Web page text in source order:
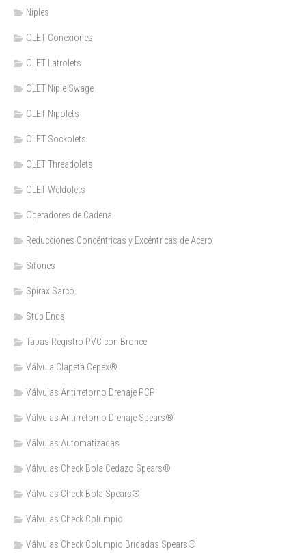
Niples
OLET Conexiones
OLET Latrolets
OLET Niple Swage
OLET Nipolets
OLET Sockolets
OLET Threadolets
OLET Weldolets
Operadores de Cadena
Reducciones Concéntricas y Excéntricas de Acero
Sifones
Spirax Sarco
Stub Ends
Tapas Registro PVC con Bronce
Válvula Clapeta Cepex®
Válvulas Antirretorno Drenaje PCP
Válvulas Antirretorno Drenaje Spears®
Válvulas Automatizadas
Válvulas Check Bola Cedazo Spears®
Válvulas Check Bola Spears®
Válvulas Check Columpio
Válvulas Check Columpio Bridadas Spears®